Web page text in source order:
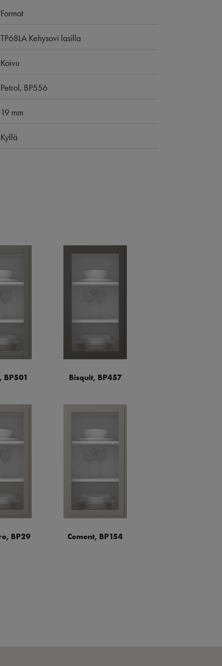
Format
TP68LA Kehysovi lasilla
Koivu
Petrol, BP556
19 mm
Kyllä
BP501 Bisquit, BP457
BP29 Cement, BP154